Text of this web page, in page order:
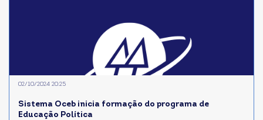
Sistema Oceb inicia formação do programa de
Educação Política
02/10/2024 20:25